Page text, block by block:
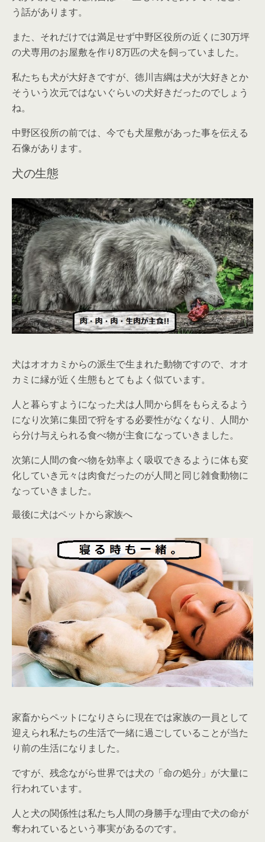
う話があります。
また、それだけでは満足せず中野区役所の近くに30万坪
の犬専用のお屋敷を作り8万匹の犬を飼っていました。
私たちも犬が大好きですが、徳川吉綱は犬が大好きとか
そういう次元ではないぐらいの犬好きだったのでしょう
ね。
中野区役所の前では、今でも犬屋敷があった事を伝える
石像があります。
犬の生態
犬はオオカミからの派生で生まれた動物ですので、オオ
カミに縁が近く生態もとてもよく似ています。
人と暮らすようになった犬は人間から餌をもらえるよう
になり次第に集団で狩をする必要性がなくなり、人間か
ら分け与えられる食べ物が主食になっていきました。
次第に人間の食べ物を効率よく吸収できるように体も変
化していき元々は肉食だったのが人間と同じ雑食動物に
なっていきました。
最後に犬はペットから家族へ
家畜からペットになりさらに現在では家族の一員として
迎えられ私たちの生活で一緒に過ごしていることが当た
り前の生活になりました。
ですが、残念ながら世界では犬の「命の処分」が大量に
行われています。
人と犬の関係性は私たち人間の身勝手な理由で犬の命が
奪われているという事実があるのです。